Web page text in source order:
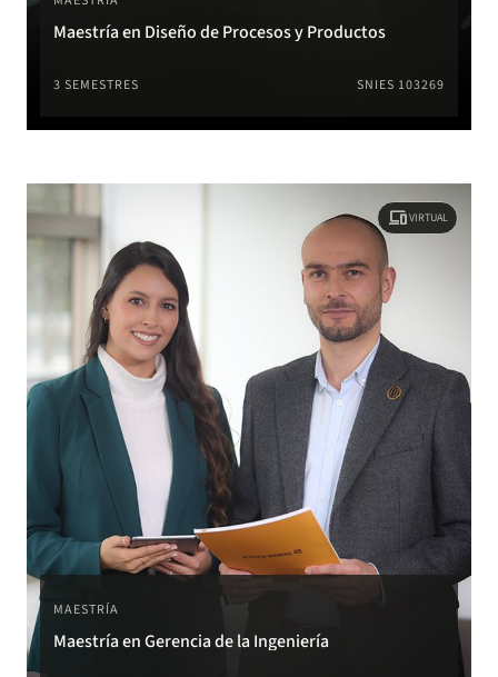
Maestría en Diseño de Procesos y Productos
3 SEMESTRES SNIES 103269
devicesVIRTUAL
MAESTRÍA
Maestría en Gerencia de la Ingeniería